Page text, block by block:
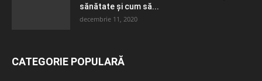
sănătate și cum să...
decembrie 11, 2020
CATEGORIE POPULARĂ